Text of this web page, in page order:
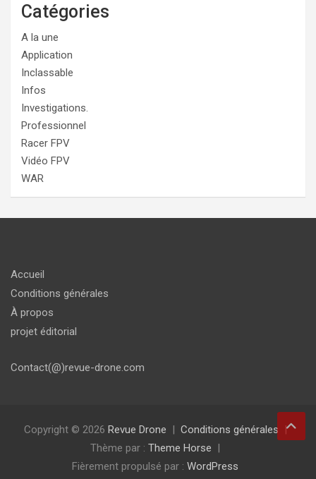
Catégories
A la une
Application
Inclassable
Infos
Investigations.
Professionnel
Racer FPV
Vidéo FPV
WAR
Accueil
Conditions générales
À propos
projet éditorial
Contact(@)revue-drone.com
Copyright © 2026 Revue Drone
Conditions générales
Thème par : Theme Horse
Fièrement propulsé par : WordPress